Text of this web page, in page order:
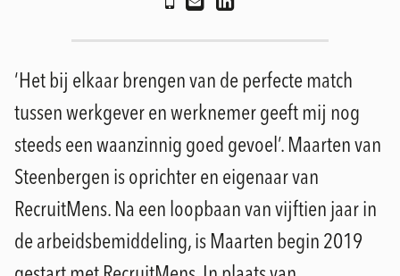
‘Het bij elkaar brengen van de perfecte match
tussen werkgever en werknemer geeft mij nog
steeds een waanzinnig goed gevoel’. Maarten van
Steenbergen is oprichter en eigenaar van
RecruitMens. Na een loopbaan van vijftien jaar in
de arbeidsbemiddeling, is Maarten begin 2019